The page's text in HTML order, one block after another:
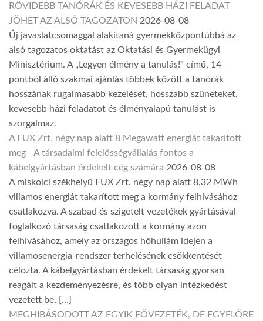
RÖVIDEBB TANÓRÁK ÉS KEVESEBB HÁZI FELADAT
JÖHET AZ ALSÓ TAGOZATON 2026-08-08
Új javaslatcsomaggal alakítaná gyermekközpontúbbá az
alsó tagozatos oktatást az Oktatási és Gyermekügyi
Minisztérium. A „Legyen élmény a tanulás!” című, 14
pontból álló szakmai ajánlás többek között a tanórák
hosszának rugalmasabb kezelését, hosszabb szüneteket,
kevesebb házi feladatot és élményalapú tanulást is
szorgalmaz.
A FUX Zrt. négy nap alatt 8 Megawatt energiát takarított
meg - A társadalmi felelősségvállalás fontos a
kábelgyártásban érdekelt cég számára 2026-08-08
A miskolci székhelyű FUX Zrt. négy nap alatt 8,32 MWh
villamos energiát takarított meg a kormány felhívásához
csatlakozva. A szabad és szigetelt vezetékek gyártásával
foglalkozó társaság csatlakozott a kormány azon
felhívásához, amely az országos hőhullám idején a
villamosenergia-rendszer terhelésének csökkentését
célozta. A kábelgyártásban érdekelt társaság gyorsan
reagált a kezdeményezésre, és több olyan intézkedést
vezetett be, […]
MEGHIBÁSODOTT AZ EGYIK FŐVEZETÉK, DE EGYELŐRE